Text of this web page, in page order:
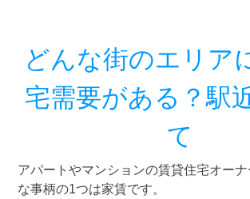
どんな街のエリア
宅需要がある？駅
て
アパートやマンションの賃貸住宅オー
な事柄の1つは家賃です。